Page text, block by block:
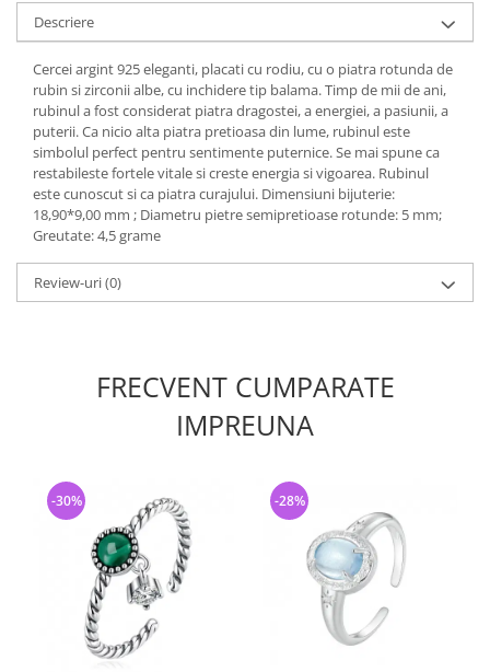
Descriere
Cercei argint 925 eleganti, placati cu rodiu, cu o piatra rotunda de
rubin si zirconii albe, cu inchidere tip balama. Timp de mii de ani,
rubinul a fost considerat piatra dragostei, a energiei, a pasiunii, a
puterii. Ca nicio alta piatra pretioasa din lume, rubinul este
simbolul perfect pentru sentimente puternice. Se mai spune ca
restabileste fortele vitale si creste energia si vigoarea. Rubinul
este cunoscut si ca piatra curajului. Dimensiuni bijuterie:
18,90*9,00 mm ; Diametru pietre semipretioase rotunde: 5 mm;
Greutate: 4,5 grame
Review-uri(0)
FRECVENT CUMPARATE
IMPREUNA
-30% -28%